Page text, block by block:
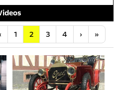
‹ Vorherige
1 2 3 4 ›Nächste
»